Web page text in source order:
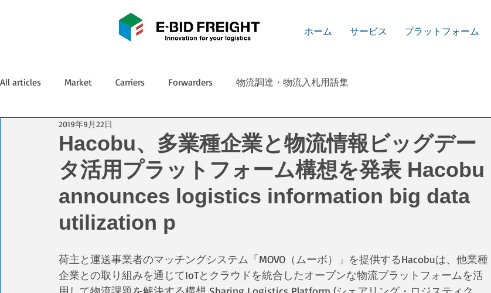
ホーム サービス プラットフォーム
All articles Market Carriers Forwarders 物流調達・物流入札用語集
Hacobu、多業種企業と物流情報ビッグデー
タ活用プラットフォーム構想を発表 Hacobu
announces logistics information big data
utilization p
2019年9月22日
荷主と運送事業者のマッチングシステム「MOVO（ムーボ）」を提供するHacobuは、他業種
企業との取り組みを通じてIoTとクラウドを統合したオープンな物流プラットフォームを活